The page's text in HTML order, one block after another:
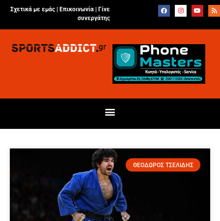
Σχετικά με εμάς | Επικοινωνία
Γίνε
συνεργάτης
ΘΕΟΔΩΡΟΣ ΤΣΕΛΙΔΗΣ